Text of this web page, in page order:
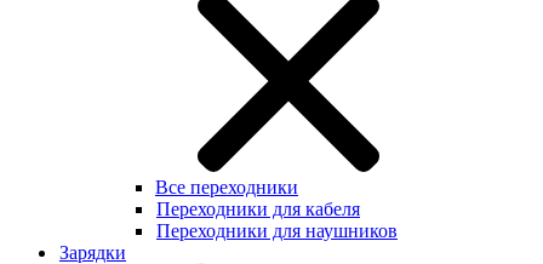
Все переходники
Переходники для кабеля
Переходники для наушников
Зарядки